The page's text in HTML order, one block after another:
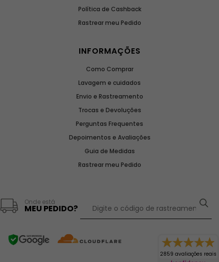
Política de Cashback
Rastrear meu Pedido
INFORMAÇÕES
Como Comprar
Lavagem e cuidados
Envio e Rastreamento
Trocas e Devoluções
Perguntas Frequentes
Depoimentos e Avaliações
Guia de Medidas
Rastrear meu Pedido
Onde está
MEU PEDIDO?
2859 avaliações reais